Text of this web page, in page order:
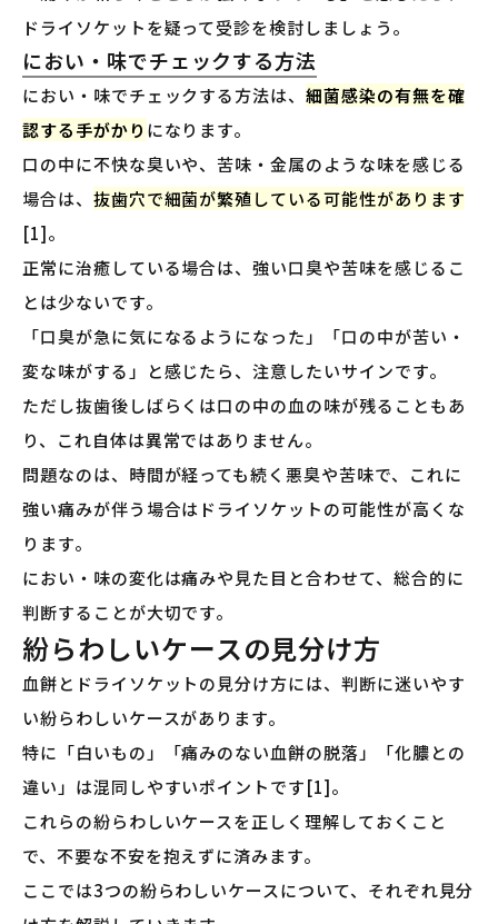
ドライソケットを疑って受診を検討しましょう。
におい・味でチェックする方法
におい・味でチェックする方法は、 細菌感染の有無を確
認する手がかり になります。
口の中に不快な臭いや、苦味・金属のような味を感じる
場合は、 抜歯穴で細菌が繁殖している可能性があります
[1]。
正常に治癒している場合は、強い口臭や苦味を感じるこ
とは少ないです。
「口臭が急に気になるようになった」「口の中が苦い・
変な味がする」と感じたら、注意したいサインです。
ただし抜歯後しばらくは口の中の血の味が残ることもあ
り、これ自体は異常ではありません。
問題なのは、時間が経っても続く悪臭や苦味で、これに
強い痛みが伴う場合はドライソケットの可能性が高くな
ります。
におい・味の変化は痛みや見た目と合わせて、総合的に
判断することが大切です。
紛らわしいケースの見分け方
血餅とドライソケットの見分け方には、判断に迷いやす
い紛らわしいケースがあります。
特に「白いもの」「痛みのない血餅の脱落」「化膿との
違い」は混同しやすいポイントです[1]。
これらの紛らわしいケースを正しく理解しておくこと
で、不要な不安を抱えずに済みます。
ここでは3つの紛らわしいケースについて、それぞれ見分